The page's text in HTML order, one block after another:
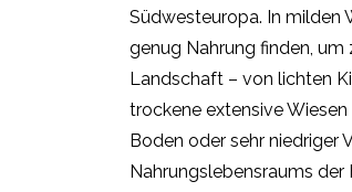
Südwesteuropa. In milden
genug Nahrung finden,
Landschaft – von lichten
trockene extensive
Boden oder sehr niedriger
Nahrungslebensraums der